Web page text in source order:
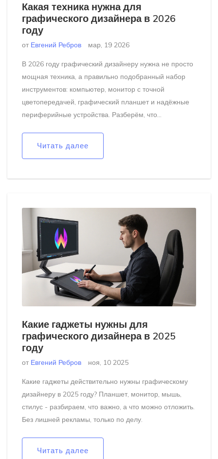
Какая техника нужна для
графического дизайнера в 2026
году
от Евгений Ребров мар, 19 2026
В 2026 году графический дизайнеру нужна не просто
мощная техника, а правильно подобранный набор
инструментов: компьютер, монитор с точной
цветопередачей, графический планшет и надёжные
периферийные устройства. Разберём, что
Читать далее
Какие гаджеты нужны для
графического дизайнера в 2025
году
от Евгений Ребров ноя, 10 2025
Какие гаджеты действительно нужны графическому
дизайнеру в 2025 году? Планшет, монитор, мышь,
стилус - разбираем, что важно, а что можно отложить.
Без лишней рекламы, только по делу.
Читать далее